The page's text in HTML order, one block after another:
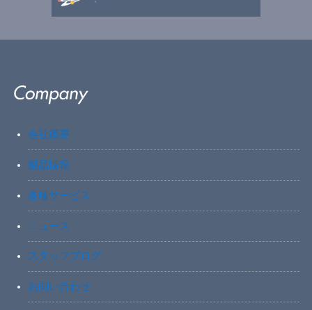
会社概要
製品情報
各種サービス
ニュース
スタッフブログ
お問い合わせ